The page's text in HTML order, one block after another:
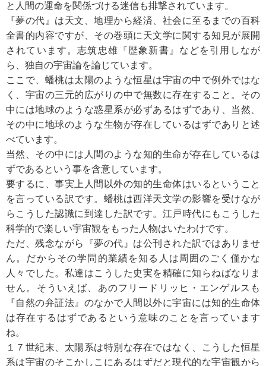
と人間の運命を関係づける迷信も排撃されています。
『夢の代』は天文、地理から経済、社会に至るまでの百科
全書的内容ですが、その巻頭に天文学に関する知見が展開
されています。志筑忠雄『歴象新書』などを引用しなが
ら、独自の宇宙論を論じています。
ここで、蟠桃は太陽のような恒星は宇宙の中で例外ではな
く、宇宙の三元的広がりの中で無数に存在すること。その
中には地球のような惑星系が必ずあるはずであり、当然、
その中に地球のような生物が存在しているはずでありと述
べています。
当然、その中には人間のような知的生命が存在しているは
ずであるという事を含意しています。
要するに、事実上人間以外の知的生命体はいるということ
を言っている訳です。蟠桃は西洋天文学の影響を受けなが
らこうした認識に到達した訳です。江戸時代にもこうした
科学的で楽しい宇宙観をもった人物はいたわけです。
ただ、残念ながら『夢の代』は公刊された訳ではありませ
ん。だからその学問的業績を知る人は周囲のごく僅かな
人々でした。私達はこうした史実を精確に知らねばなりま
せん。そういえば、あのフリードリッヒ・エンゲルスも
『自然の弁証法』のなかで人間以外に宇宙には知的生命体
は存在するはずであるという意味のことを言っています
ね。
１７世紀末、太陽系は特別な存在ではなく、こうした恒星
系は宇宙のそこかしこにあるはずだと現代的な宇宙観から